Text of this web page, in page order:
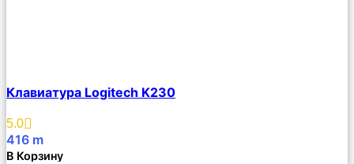
Описание
Избранное
Клавиатура Logitech K230
5.0
416 m
В Корзину